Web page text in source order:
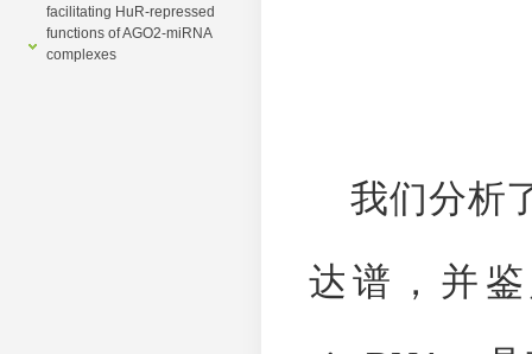
facilitating HuR-repressed
functions of AGO2-miRNA
complexes
我们分析
达谱，并